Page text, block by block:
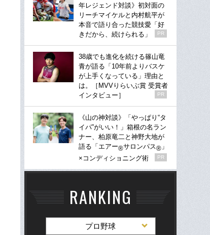
年レジェンド対談》初対面の
リーチマイケルと内村航平が
本音で語り合った競技愛「好
きだから、続けられる」
PR
38歳でも進化を続ける篠山竜
青が語る「10年前よりバスケ
が上手くなっている」理由と
は。［MVVりらいぶ賞 受賞者
インタビュー］
PR
《山の神対談》「やっぱり“タ
イパ”がいい！」箱根の名ラン
ナー、柏原竜二と神野大地が
語る「エアー®サロンパス® 」
×コンディショニング術
PR
RANKING
プロ野球